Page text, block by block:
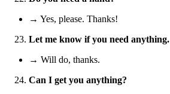
→ Yes, please. Thanks!
Let me know if you need anything.
→ Will do, thanks.
Can I get you anything?